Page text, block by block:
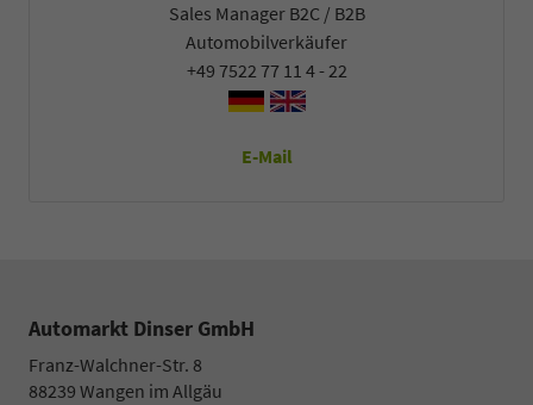
Sales Manager B2C / B2B
Automobilverkäufer
+49 7522 77 11 4 - 22
E-Mail
Automarkt Dinser GmbH
Franz-Walchner-Str. 8
88239 Wangen im Allgäu